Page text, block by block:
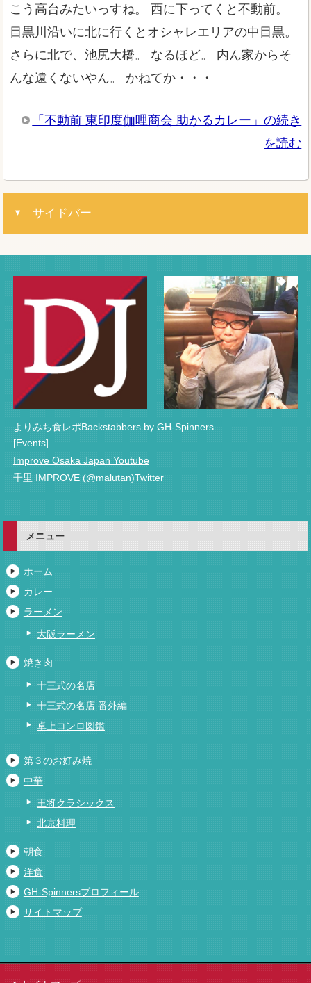
こう高台みたいっすね。 西に下ってくと不動前。
目黒川沿いに北に行くとオシャレエリアの中目黒。
さらに北で、池尻大橋。 なるほど。 内ん家からそ
んな遠くないやん。 かねてか・・・
「不動前 東印度伽哩商会 助かるカレー」の続き
を読む
サイドバー
よりみち食レポBackstabbers by GH-Spinners
[Events]
Improve Osaka Japan Youtube
千里 IMPROVE (@malutan)Twitter
メニュー
ホーム
カレー
ラーメン
大阪ラーメン
焼き肉
十三式の名店
十三式の名店 番外編
卓上コンロ図鑑
第３のお好み焼
中華
王将クラシックス
北京料理
朝食
洋食
GH-Spinnersプロフィール
サイトマップ